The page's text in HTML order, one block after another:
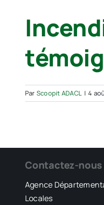
Par Scoopit ADACL | 4
Contactez-nous
Agence
Locales